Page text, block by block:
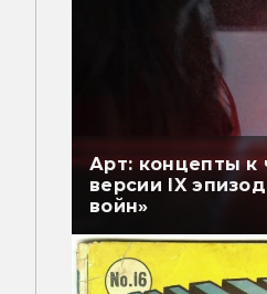
Арт: концепты к
версии IX
войн»